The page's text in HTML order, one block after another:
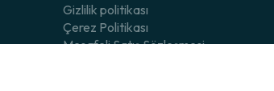
Gizlilik politikası
Çerez Politikası
Mesafeli Satış Sözleşmesi